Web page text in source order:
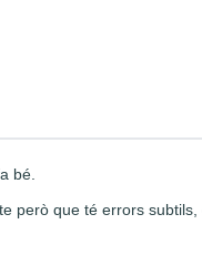
bé.
però que té errors